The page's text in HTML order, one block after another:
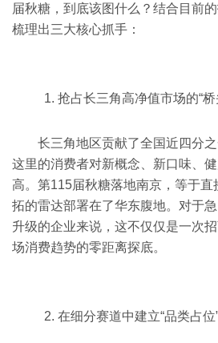
届秋糖，到底该图什么？结合目前
梳理出三大核心抓手：
1. 抢占长三角高净值市场的“桥
长三角地区贡献了全国近四分
这里的消费者对新概念、新口味、
高。第115届秋糖落地南京，等于
拓的雷达部署在了华东腹地。对于
升级的企业来说，这不仅仅是一次
场消费趋势的零距离探底。
2. 在细分赛道中建立“品类占位